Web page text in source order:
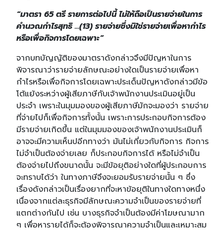
“มาตรา 65 ตรี รายการต่อไปนี้ ไม่ให้ถือเป็นรายจ่ายในการ
คำนวณกำไรสุทธิ …(13) รายจ่ายซึ่งมิใช่รายจ่ายเพื่อหากำไร
หรือเพื่อกิจการโดยเฉพาะ”
จากบทบัญญัติของมาตราดังกล่าวจึงมีปัญหาในการ
พิจารณาว่ารายจ่ายลักษณะอย่างใดเป็นรายจ่ายเพื่อหา
กำไรหรือเพื่อกิจการโดยเฉพาะประเด็นปัญหาดังกล่าวมีข้อ
โต้แย้งระหว่างผู้เสียภาษีกับเจ้าพนักงานประเมินอยู่เป็น
ประจำ เพราะในมุมมองของผู้เสียภาษีมักจะมองว่า รายจ่าย
ที่จ่ายไปก็เพื่อกิจการทั้งนั้น เพราะการประกอบกิจการต้อง
มีรายจ่ายเกิดขึ้น แต่ในมุมมองของเจ้าพนักงานประเมินก็
อาจจะมีความเห็นปอีกทางว่า มันไม่เกี่ยวกับกิจการ กิจการ
ไม่จำเป็นต้องจ่ายเลย ก็ประกอบกิจการได้ หรือไม่จำเป็น
ต้องจ่ายไปถึงขนาดนั้น จะมีข้อยุติอย่างใดที่ผู้ประกอบการ
จะทราบได้ว่า ในทางภาษีจึงจะยอมรับรายจ่ายนั้น ๆ ซึ่ง
เรื่องดังกล่าวเป็นเรื่องยากที่จะหาข้อยุติในทางใดทางหนึ่ง
เนื่องจากแต่ละธุรกิจมีลักษณะความจำเป็นของรายจ่ายที่
แตกต่างกันไป เช่น บางธุรกิจจำเป็นต้องมีค่าโฆษณามาก
ๆ เพื่อหารายได้ก็จะต้องพิจารณาความจำเป็นและเหมาะสม